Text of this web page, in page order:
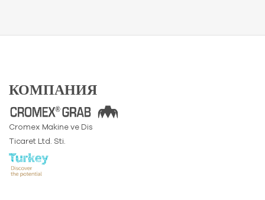
КОМПАНИЯ
Cromex Makine ve Dis
Ticaret Ltd. Sti.